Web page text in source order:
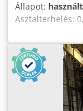
Állapot: használt
Asztalterhelés:
2300 ford/perc
pozíció
a gyártó vagy
nem kötelező
fenntartjuk;
érvényesek.
mint 15 000